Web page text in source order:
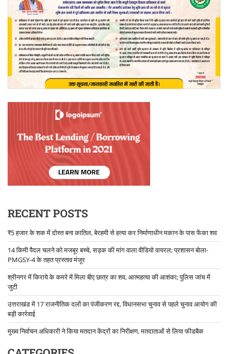
RECENT POSTS
₹5 हजार के शक में दोस्त बना कातिल, बेरहमी से हत्या कर निर्माणाधीन मकान के पास फेंका शव
14 किमी पैदल चलने को मजबूर बच्चे, सड़क की मांग वाला वीडियो वायरल; प्रशासन बोला-
PMGSY-4 के तहत प्रस्ताव मंजूर
श्रीनगर में किराये के कमरे में मिला बीए छात्र का शव, आत्महत्या की आशंका; पुलिस जांच में
जुटी
उत्तराखंड में 17 राजनीतिक दलों का पंजीकरण रद्द, विधानसभा चुनाव से पहले चुनाव आयोग की
बड़ी कार्रवाई
मुख्य निर्वाचन अधिकारी ने किया मतदान केंद्रों का निरीक्षण, मतदाताओं से लिया फीडबैक